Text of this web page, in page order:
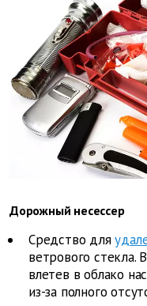
Дорожный несессер
Средство для
ветрового стекла.
влетев в облако
из-за полного